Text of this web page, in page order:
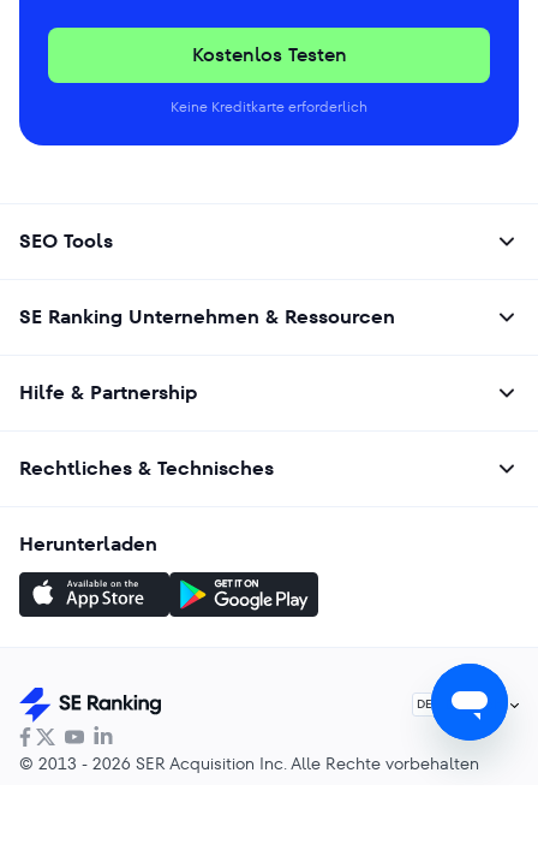
Kostenlos Testen
Keine Kreditkarte erforderlich
SEO Tools
SE Ranking Unternehmen & Ressourcen
Hilfe & Partnership
Rechtliches & Technisches
Herunterladen
DE Deutsch
© 2013 - 2026 SER Acquisition Inc. Alle Rechte vorbehalten